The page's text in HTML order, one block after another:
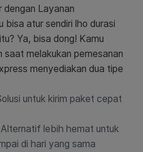
dengan Layanan
bisa atur sendiri lho durasi
Ya, bisa dong! Kamu
saat melakukan pemesanan
menyediakan dua tipe
untuk kirim paket cepat
Alternatif lebih hemat untuk
di hari yang sama